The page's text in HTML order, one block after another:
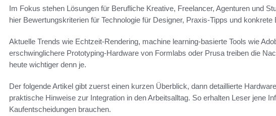
Im Fokus stehen Lösungen für Berufliche Kreative, Freelancer, Agenturen und
hier Bewertungskriterien für Technologie für Designer, Praxis-Tipps und konkrete
Aktuelle Trends wie Echtzeit-Rendering, machine learning-basierte Tools wie
erschwinglichere Prototyping-Hardware von Formlabs oder Prusa treiben die
heute wichtiger denn je.
Der folgende Artikel gibt zuerst einen kurzen Überblick, dann detaillierte
praktische Hinweise zur Integration in den Arbeitsalltag. So erhalten Leser jene
Kaufentscheidungen brauchen.